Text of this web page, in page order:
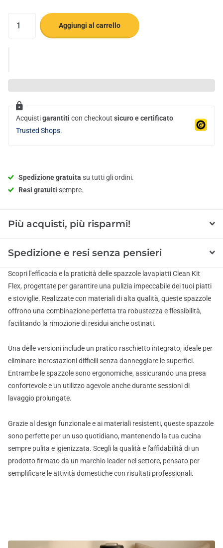
Aggiungi al carrello
Acquistigarantiti con checkout sicuro e certificato
Trusted Shops.
Spedizione gratuita su tutti gli ordini.
Resi gratuiti sempre.
Più acquisti, più risparmi!
Spedizione e resi senza pensieri
Scopri l'efficacia e la praticità delle spazzole lavapiatti Clean Kit
Flex, progettate per garantire una pulizia impeccabile dei tuoi piatti
e stoviglie. Realizzate con materiali di alta qualità, queste spazzole
offrono una combinazione perfetta tra robustezza e flessibilità,
facilitando la rimozione di residui anche ostinati.
Una delle versioni include un pratico raschietto integrato, ideale per
eliminare incrostazioni difficili senza danneggiare le superfici.
Entrambe le spazzole sono ergonomiche, assicurando una presa
confortevole e un utilizzo agevole anche durante sessioni di
lavaggio prolungate.
Grazie al design funzionale e ai materiali resistenti, queste spazzole
sono perfette per un uso quotidiano, mantenendo la tua cucina
sempre pulita e igienizzata. Scegli la qualità e l'affidabilità di un
prodotto firmato da un marchio leader nel settore, pensato per
semplificare le attività domestiche con risultati professionali.